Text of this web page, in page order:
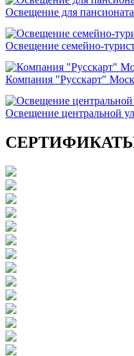
Освещение для
Освещение семейно-
Компания "Русскарт"
Освещение центральной